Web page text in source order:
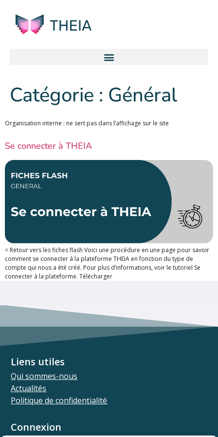
Catégorie : Général
Organisation interne : ne sert pas dans l’affichage sur le site
Se connecter à THEIA
< Retour vers les fiches flash Voici une procédure en une page pour savoir
comment se connecter à la plateforme THEIA en fonction du type de
compte qui nous a été créé. Pour plus d’informations, voir le tutoriel Se
connecter à la plateforme. Télécharger
Connexion
Liens utiles
Qui sommes-nous
Actualités
Politique de confidentialité